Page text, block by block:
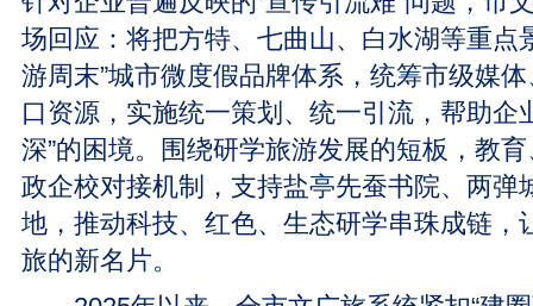
场回应：将把方特、七曲山、白水湖等重点
游周末”城市微度假品牌体系，统筹市级媒
口资源，实施统一策划、统一引流，帮助企
深”的困境。围绕研学旅游发展的短板，教
政企校对接机制，支持盐亭先蚕书院、两弹
地，推动科技、红色、生态研学串珠成链，
旅的新名片。